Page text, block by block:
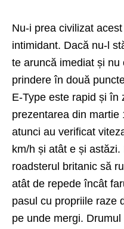
Nu-i prea civilizat
intimidant. Dacă nu-l
te aruncă imediat și
prindere în două
E-Type este rapid și în
prezentarea din martie
atunci au verificat
km/h și atât e și
roadsterul britanic să
atât de repede încât
pasul cu propriile raze
pe unde mergi.